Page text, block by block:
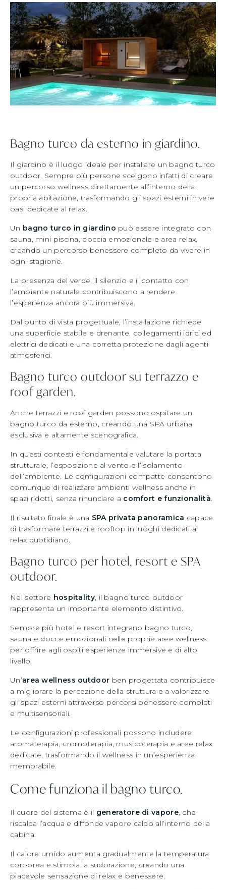
Bagno turco da esterno in giardino.
Il giardino è il luogo ideale per installare un bagno turco
outdoor. Sempre più persone scelgono infatti di creare
un percorso wellness direttamente all’interno della
propria abitazione, trasformando gli spazi esterni in vere
oasi dedicate al relax.
Un bagno turco in giardino può essere integrato con
sauna, mini piscina, doccia emozionale e area relax,
creando un percorso benessere completo da vivere in
ogni stagione.
La presenza del verde, il silenzio e il contatto con
l’ambiente naturale contribuiscono a rendere
l’esperienza ancora più immersiva.
Dal punto di vista progettuale, l’installazione richiede
una superficie stabile e drenante, collegamenti idrici ed
elettrici dedicati e una corretta protezione dagli agenti
atmosferici.
Bagno turco outdoor su terrazzo e
roof garden.
Anche terrazzi e roof garden possono ospitare un
bagno turco da esterno, creando una SPA urbana
esclusiva e altamente scenografica.
In questi contesti è fondamentale valutare la portata
strutturale, l’esposizione al vento e l’isolamento
dell’ambiente. Le configurazioni compatte consentono
comunque di realizzare ambienti wellness anche in
spazi ridotti, senza rinunciare a comfort e funzionalità.
Il risultato finale è una SPA privata panoramica capace
di trasformare terrazzi e rooftop in luoghi dedicati al
relax quotidiano.
Bagno turco per hotel, resort e SPA
outdoor.
Nel settore hospitality, il bagno turco outdoor
rappresenta un importante elemento distintivo.
Sempre più hotel e resort integrano bagno turco,
sauna e docce emozionali nelle proprie aree wellness
per offrire agli ospiti esperienze immersive e di alto
livello.
Un’area wellness outdoor ben progettata contribuisce
a migliorare la percezione della struttura e a valorizzare
gli spazi esterni attraverso percorsi benessere completi
e multisensoriali.
Le configurazioni professionali possono includere
aromaterapia, cromoterapia, musicoterapia e aree relax
dedicate, trasformando il wellness in un’esperienza
memorabile.
Come funziona il bagno turco.
Il cuore del sistema è il generatore di vapore, che
riscalda l’acqua e diffonde vapore caldo all’interno della
cabina.
Il calore umido aumenta gradualmente la temperatura
corporea e stimola la sudorazione, creando una
piacevole sensazione di relax e benessere.